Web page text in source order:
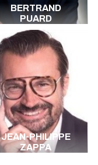
BERTRAND
PUARD
JEAN-PHILIPPE
ZAPPA